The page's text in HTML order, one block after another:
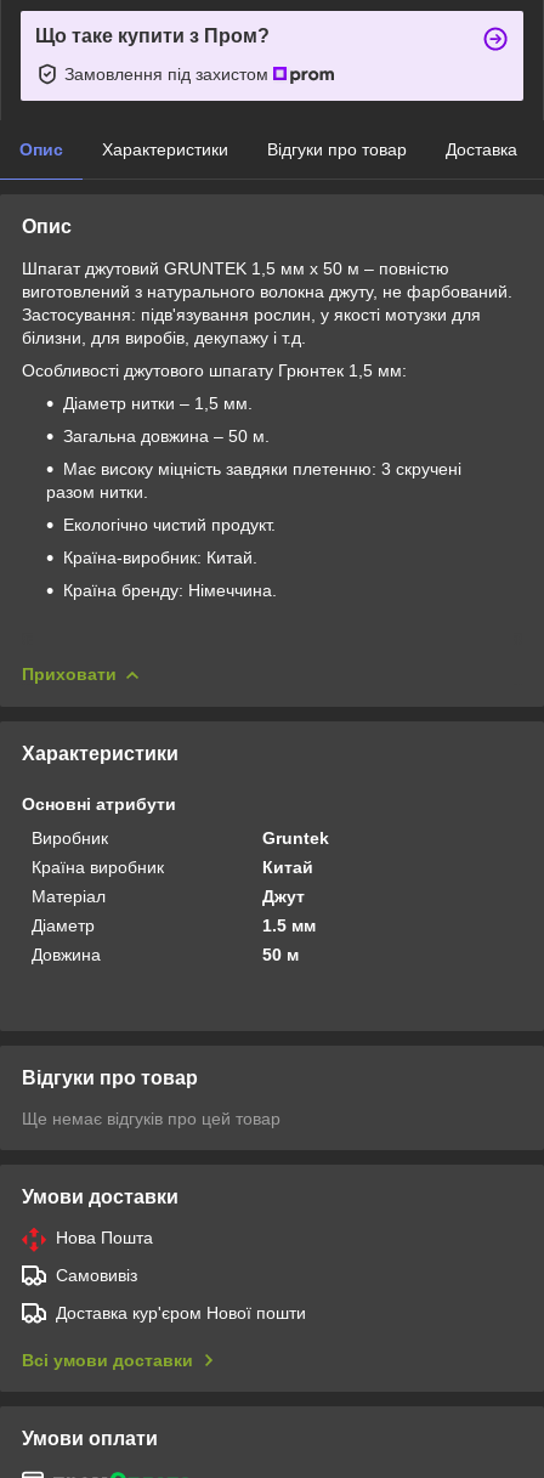
Що таке купити з Пром?
Замовлення під захистом
Опис Характеристики Відгуки про товар Доставка
Опис
Шпагат джутовий GRUNTEK 1,5 мм х 50 м – повністю
виготовлений з натурального волокна джуту, не фарбований.
Застосування: підв'язування рослин, у якості мотузки для
білизни, для виробів, декупажу і т.д.
Особливості джутового шпагату Грюнтек 1,5 мм:
Діаметр нитки – 1,5 мм.
Загальна довжина – 50 м.
Має високу міцність завдяки плетенню: 3 скручені
разом нитки.
Екологічно чистий продукт.
Країна-виробник: Китай.
Країна бренду: Німеччина.
Приховати
Характеристики
Основні атрибути
Виробник
Gruntek
Країна виробник
Китай
Матеріал
Джут
Діаметр
1.5 мм
Довжина
50 м
Відгуки про товар
Ще немає відгуків про цей товар
Умови доставки
Нова Пошта
Самовивіз
Доставка кур'єром Нової пошти
Всі умови доставки
Умови оплати